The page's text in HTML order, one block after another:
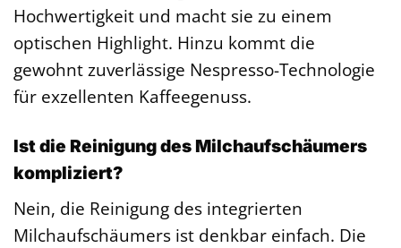
Hochwertigkeit und macht sie zu einem
optischen Highlight. Hinzu kommt die
gewohnt zuverlässige Nespresso-Technologie
für exzellenten Kaffeegenuss.
Ist die Reinigung des Milchaufschäumers
kompliziert?
Nein, die Reinigung des integrierten
Milchaufschäumers ist denkbar einfach. Die